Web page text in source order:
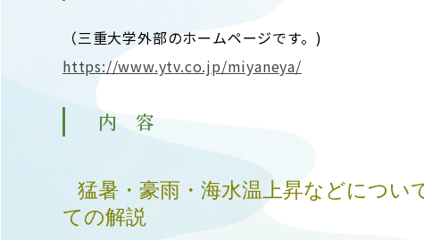
（三重大学外部のホームページです。)
https://www.ytv.co.jp/miyaneya/
内 容
猛暑・豪雨・海水温上昇などについ
ての解説